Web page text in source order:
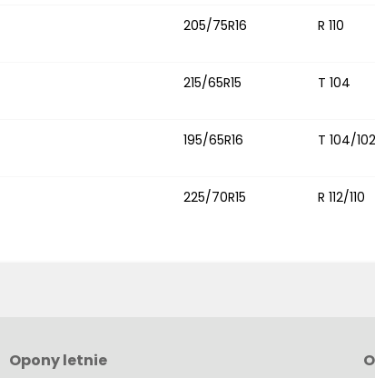
205/75R16 R 110
215/65R15 T 104
195/65R16 T 104/102
225/70R15 R 112/110
Opony letnie